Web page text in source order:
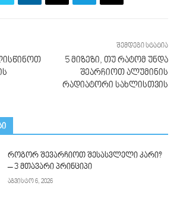
შემდეგი სტატია
5 მიზეზი, თუ რატომ უნდა
შეარჩიოთ ალუმინის
რადიატორი სახლისთვის
როგორ შევარჩიოთ შესასვლელი კარი?
– 3 მთავარი პრინციპი
აგვისტო 6, 2026